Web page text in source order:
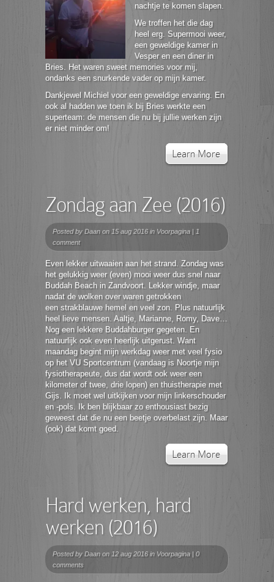
nachtje te komen slapen.
We troffen het die dag
heel erg. Supermooi weer,
een geweldige kamer in
Vesper en een diner in
Bries. Het waren sweet memories voor mij,
ondanks een snurkende vader op mijn kamer.
Dankjewel Michiel voor een geweldige ervaring. En
ook al hadden we toen ik bij Bries werkte een
superteam: de mensen die nu bij jullie werken zijn
er niet minder om!
Learn More
Zondag aan Zee (2016)
Posted by Daanon 15 aug 2016 in Voorpagina | 1
comment
Even lekker uitwaaien aan het strand. Zondag was
het gelukkig weer (even) mooi weer dus snel naar
Buddah Beach in Zandvoort. Lekker windje, maar
nadat de wolken over waren getrokken
een strakblauwe hemel en veel zon. Plus natuurlijk
heel lieve mensen. Aaltje, Marianne, Romy, Dave…
Nog een lekkere Buddahburger gegeten. En
natuurlijk ook even heerlijk uitgerust. Want
maandag begint mijn werkdag weer met veel fysio
op het VU Sportcentrum (vandaag is Noortje mijn
fysiotherapeute, dus dat wordt ook weer een
kilometer of twee, drie lopen) en thuistherapie met
Gijs. Ik moet wel uitkijken voor mijn linkerschouder
en -pols. Ik ben blijkbaar zo enthousiast bezig
geweest dat die nu een beetje overbelast zijn. Maar
(ook) dat komt goed.
Learn More
Hard werken, hard
werken (2016)
Posted by Daan on 12 aug 2016 in Voorpagina | 0
comments